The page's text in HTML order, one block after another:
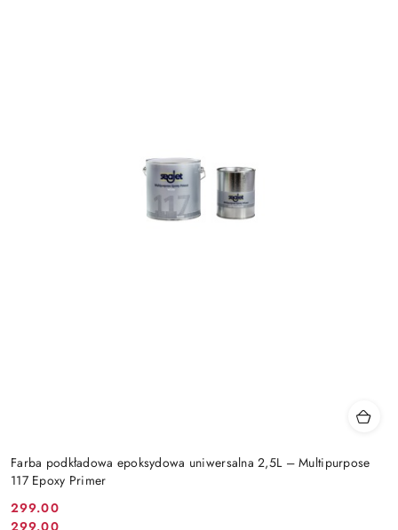
Farba podkładowa epoksydowa uniwersalna 2,5L – Multipurpose
117 Epoxy Primer
Cena
299.00
299.00